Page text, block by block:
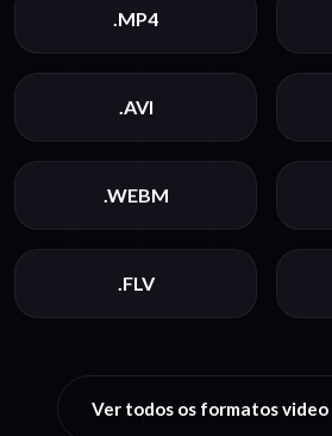
.MP4
.AVI
.WEBM
.FLV
Ver todos os formatos